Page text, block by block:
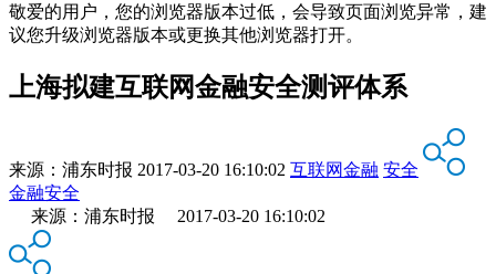
敬爱的用户，您的浏览器版本过低，会导致页面浏览异常，建
议您升级浏览器版本或更换其他浏览器打开。
上海拟建互联网金融安全测评体系
来源： 浦东时报 2017-03-20 16:10:02 互联网金融 安全
金融安全
来源：浦东时报 2017-03-20 16:10:02